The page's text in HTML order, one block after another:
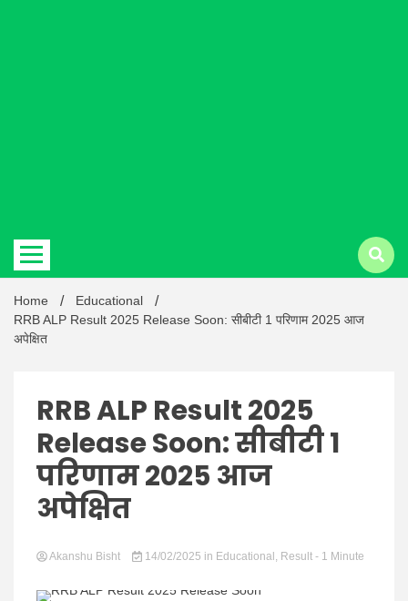
Latest
Hindi
News
Home
Educational
RRB ALP Result 2025 Release Soon: सीबीटी 1 परिणाम 2025 आज
अपेक्षित
RRB ALP Result 2025
Release Soon: सीबीटी 1
परिणाम 2025 आज
अपेक्षित
Akanshu Bisht 14/02/2025 in Educational , Result - 1 Minute